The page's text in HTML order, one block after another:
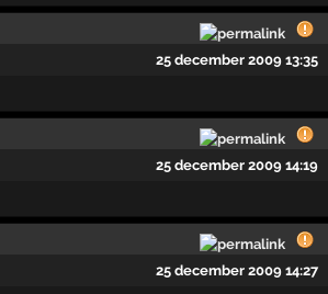
25 december 2009 13:35
25 december 2009 14:19
25 december 2009 14:27